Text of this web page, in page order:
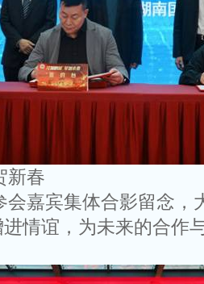
新春
会嘉宾集体合影留念，
情谊，为未来的合作